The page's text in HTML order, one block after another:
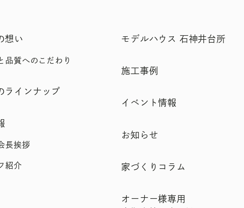
想い
品質へのこだわり
ラインナップ
長挨拶
紹介
モデルハウス 石神井台所
施工事例
イベント情報
お知らせ
家づくりコラム
オーナー様専用